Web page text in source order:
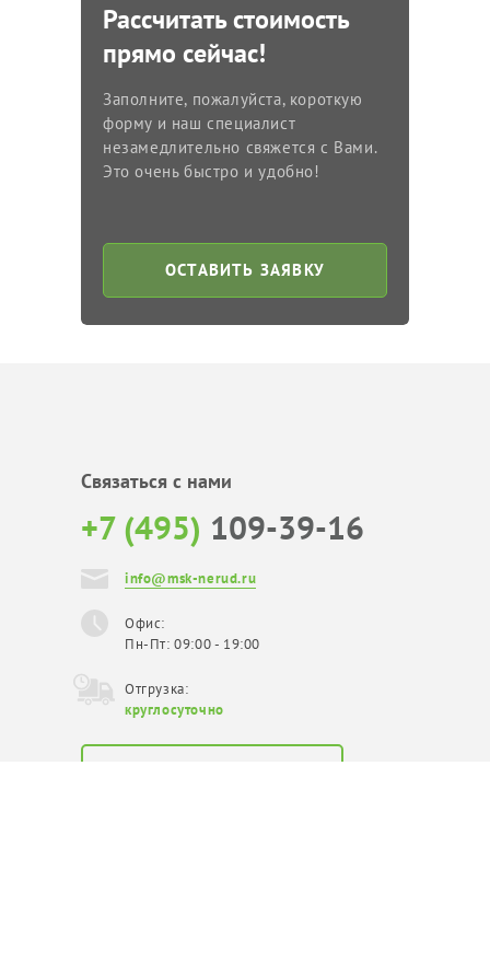
Рассчитать стоимость
прямо сейчас!
Заполните, пожалуйста, короткую
форму и наш специалист
незамедлительно свяжется с Вами.
Это очень быстро и удобно!
ОСТАВИТЬ ЗАЯВКУ
Связаться с нами
+7 (495) 109-39-16
info@msk-nerud.ru
Офис:
Пн-Пт: 09:00 - 19:00
Отгрузка:
круглосуточно